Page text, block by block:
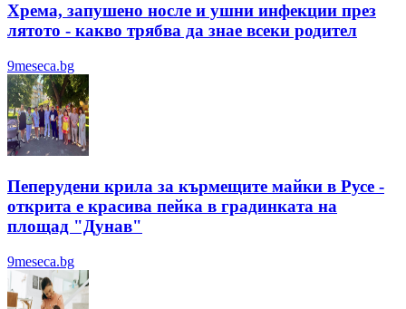
Хрема, запушено носле и ушни инфекции през
лятотo - какво трябва да знае всеки родител
9meseca.bg
Пеперудени крила за кърмещите майки в Русе -
открита е красива пейка в градинката на
площад "Дунав"
9meseca.bg